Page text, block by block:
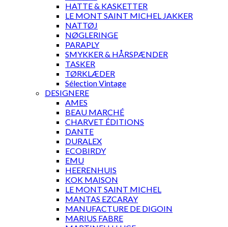
HATTE & KASKETTER
LE MONT SAINT MICHEL JAKKER
NATTØJ
NØGLERINGE
PARAPLY
SMYKKER & HÅRSPÆNDER
TASKER
TØRKLÆDER
Sélection Vintage
DESIGNERE
AMES
BEAU MARCHÉ
CHARVET ÉDITIONS
DANTE
DURALEX
ECOBIRDY
EMU
HEERENHUIS
KOK MAISON
LE MONT SAINT MICHEL
MANTAS EZCARAY
MANUFACTURE DE DIGOIN
MARIUS FABRE